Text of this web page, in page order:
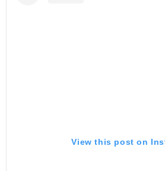
View this post on